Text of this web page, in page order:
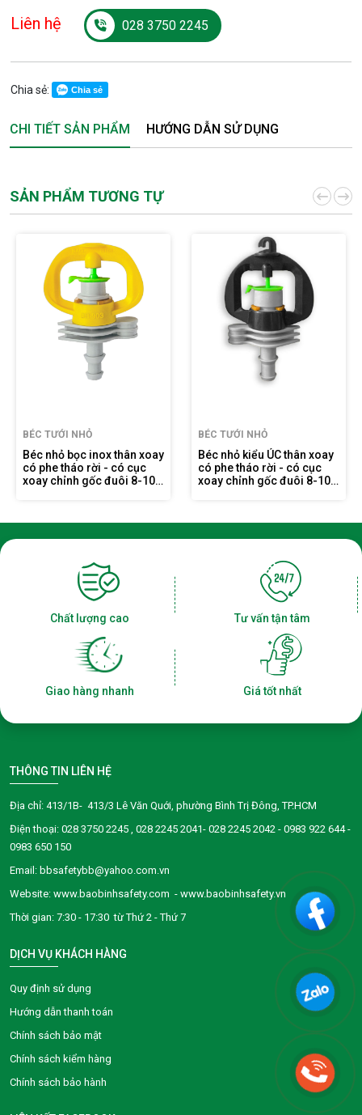
Liên hệ 028 3750 2245
Chia sẻ: Chia sẻ
CHI TIẾT SẢN PHẨM HƯỚNG DẪN SỬ DỤNG
SẢN PHẨM TƯƠNG TỰ
BÉC TƯỚI NHỎ
Béc nhỏ bọc inox thân xoay
có phe tháo rời - có cục
xoay chỉnh gốc đuôi 8-10
BÉC TƯỚI NHỎ
Béc nhỏ kiểu ÚC thân xoay
có phe tháo rời - có cục
xoay chỉnh gốc đuôi 8-10
Chất lượng cao Tư vấn tận tâm
Giao hàng nhanh Giá tốt nhất
THÔNG TIN LIÊN HỆ
Địa chỉ: 413/1B- 413/3 Lê Văn Quới, phường Bình Trị Đông, TP.HCM
Điện thoại: 028 3750 2245 , 028 2245 2041- 028 2245 2042 - 0983 922 644 -
0983 650 150
Email: bbsafetybb@yahoo.com.vn
Website: www.baobinhsafety.com - www.baobinhsafety.vn
Thời gian: 7:30 - 17:30 từ Thứ 2 - Thứ 7
DỊCH VỤ KHÁCH HÀNG
Quy định sử dụng
Hướng dẫn thanh toán
Chính sách bảo mật
Chính sách kiểm hàng
Chính sách bảo hành